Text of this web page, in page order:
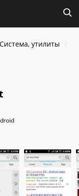
Система, утилиты